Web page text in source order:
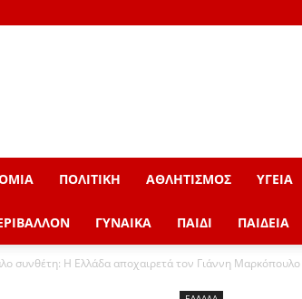
ΠΟΛΙΤΙΚΗ ΑΘΛΗΤΙΣΜΟΣ ΥΓΕΙΑ
ΓΥΝΑΙΚΑ ΠΑΙΔΙ ΠΑΙΔΕΙΑ
συνθέτη: Η Ελλάδα αποχαιρετά τον Γιάννη Μαρκόπουλο